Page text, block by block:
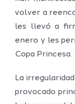
volver a
les llevó a
enero y les
Copa Princesa.
La
provocado